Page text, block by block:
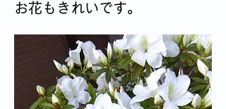
お花もきれいです。